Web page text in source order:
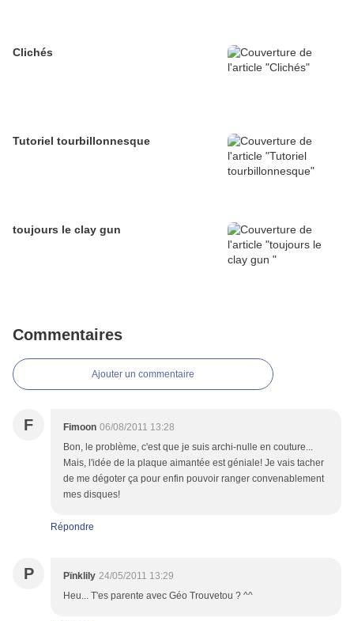
Clichés
Tutoriel tourbillonnesque
toujours le clay gun
Commentaires
Ajouter un commentaire
F Fimoon 06/08/2011 13:28
Bon, le problème, c'est que je suis archi-nulle en couture...
Mais, l'idée de la plaque aimantée est géniale! Je vais tacher
de me dégoter ça pour enfin pouvoir ranger convenablement
mes disques!
Répondre
P Pïnklily 24/05/2011 13:29
Heu... T'es parente avec Géo Trouvetou ? ^^